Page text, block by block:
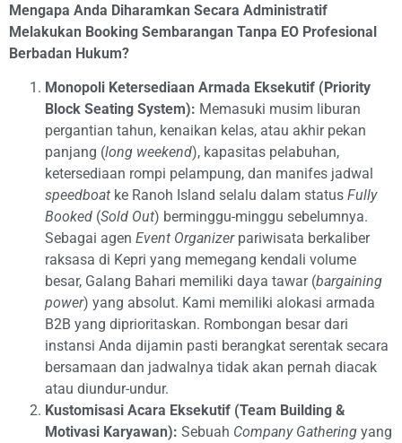
Mengapa Anda Diharamkan Secara Administratif
Melakukan Booking Sembarangan Tanpa EO Profesional
Berbadan Hukum?
Monopoli Ketersediaan Armada Eksekutif (Priority
Block Seating System): Memasuki musim liburan
pergantian tahun, kenaikan kelas, atau akhir pekan
panjang (long weekend), kapasitas pelabuhan,
ketersediaan rompi pelampung, dan manifes jadwal
speedboat ke Ranoh Island selalu dalam status Fully
Booked (Sold Out) berminggu-minggu sebelumnya.
Sebagai agen Event Organizerpariwisata berkaliber
raksasa di Kepri yang memegang kendali volume
besar, Galang Bahari memiliki daya tawar (bargaining
power) yang absolut. Kami memiliki alokasi armada
B2B yang diprioritaskan. Rombongan besar dari
instansi Anda dijamin pasti berangkat serentak secara
bersamaan dan jadwalnya tidak akan pernah diacak
atau diundur-undur.
Kustomisasi Acara Eksekutif (Team Building &
Motivasi Karyawan): Sebuah Company Gathering yang